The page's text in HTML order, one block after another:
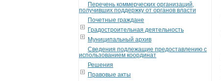
Перечень коммерческих организаций,
получивших поддержку от органов власти
Почетные граждане
Градостроительная деятельность
Муниципальный архив
Сведения подлежащие предоставлению с
использованием координат
Решения
Правовые акты